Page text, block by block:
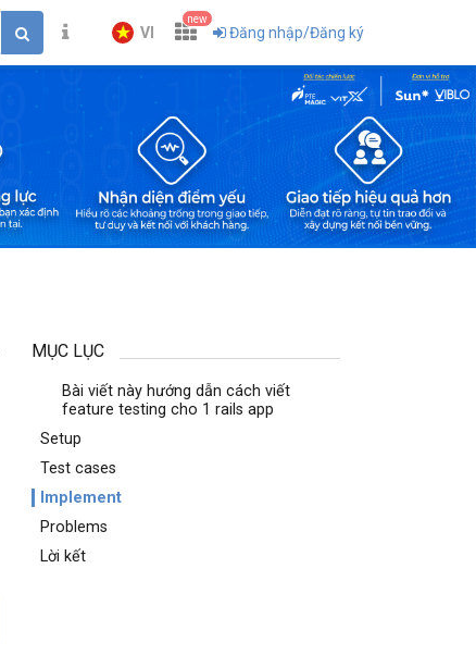
VI
new
Đăng nhập/Đăng ký
MỤC LỤC
Bài viết này hướng dẫn cách viết
feature testing cho 1 rails app
Setup
Test cases
Implement
Problems
Lời kết